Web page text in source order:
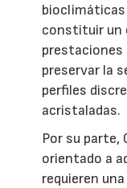
bioclimáticas
constituir un
prestaciones
preservar la
perfiles
acristaladas.
Por su parte,
orientado a
requieren